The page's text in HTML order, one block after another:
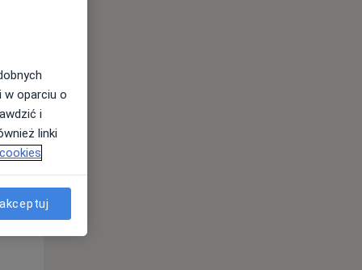
Wt,
11 Sie
w oparciu o
i
linki